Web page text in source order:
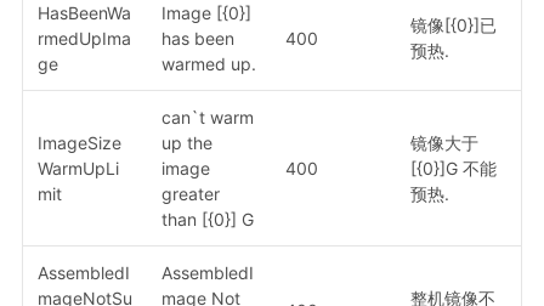
HasBeenWa
rmedUpIma
ge
Image [{0}]
has been
warmed up.
400
镜像[{0}]已
预热.
ImageSize
WarmUpLi
mit
can`t warm
up the
image
greater
than [{0}] G
400
镜像大于
[{0}]G 不能
预热.
AssembledI
mageNotSu
AssembledI
mage Not
整机镜像不